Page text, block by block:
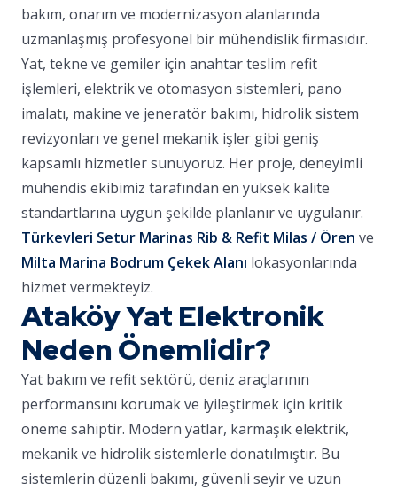
bakım, onarım ve modernizasyon alanlarında
uzmanlaşmış profesyonel bir mühendislik firmasıdır.
Yat, tekne ve gemiler için anahtar teslim refit
işlemleri, elektrik ve otomasyon sistemleri, pano
imalatı, makine ve jeneratör bakımı, hidrolik sistem
revizyonları ve genel mekanik işler gibi geniş
kapsamlı hizmetler sunuyoruz. Her proje, deneyimli
mühendis ekibimiz tarafından en yüksek kalite
standartlarına uygun şekilde planlanır ve uygulanır.
Türkevleri Setur Marinas Rib & Refit Milas / Ören ve
Milta Marina Bodrum Çekek Alanı lokasyonlarında
hizmet vermekteyiz.
Ataköy Yat Elektronik
Neden Önemlidir?
Yat bakım ve refit sektörü, deniz araçlarının
performansını korumak ve iyileştirmek için kritik
öneme sahiptir. Modern yatlar, karmaşık elektrik,
mekanik ve hidrolik sistemlerle donatılmıştır. Bu
sistemlerin düzenli bakımı, güvenli seyir ve uzun